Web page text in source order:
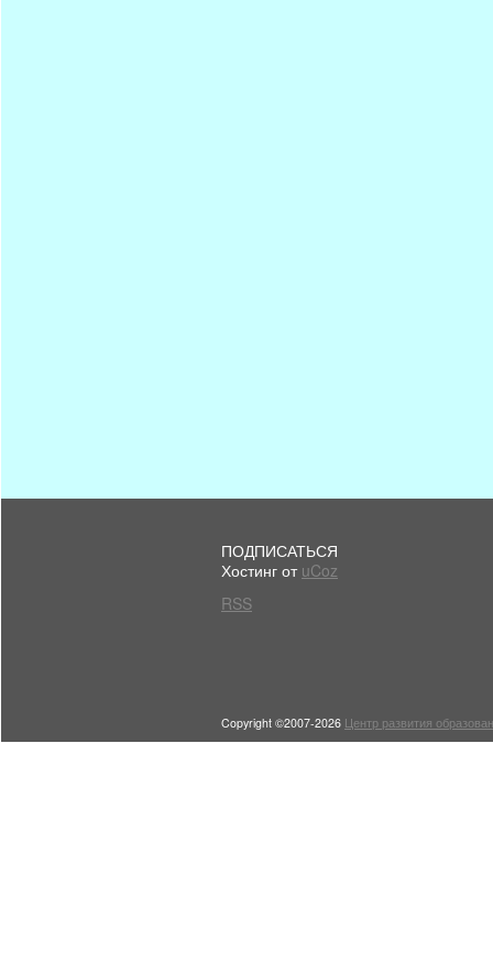
ПОДПИСАТЬСЯ
Хостинг от uCoz
RSS
Copyright ©2007-2026 Центр развития